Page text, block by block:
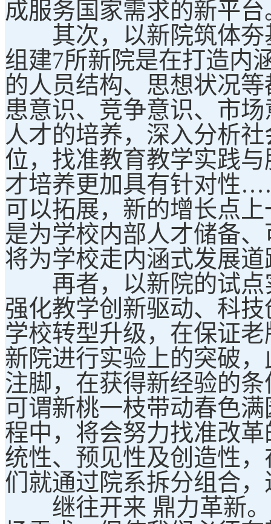
成服务国家需求的新平台
其次，以新院筑体夯
组建7所新院是在打造内
的人员结构、思想状况
患意识、竞争意识、市
人才的培养，深入分析
位，找准教育教学实践
才培养更加具有针对性
可以拓展，新的增长点
是为学校内部人才储备
将为学校走内涵式发展
再者，以新院的试点
强化教学创新驱动、科
学校转型升级，在保证
新院进行实验上的突破
注脚，在获得新经验的
可谓新桃一枝带动春色
程中，将会努力找准改
统性、预见性及创造性
们就通过院系拆分组合
继往开来 鼎力革新。